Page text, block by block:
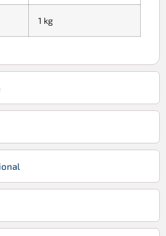
1 kg